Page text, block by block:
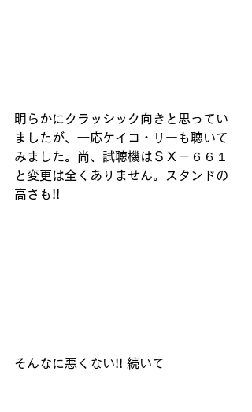
明らかにクラッシック向きと思ってい
ましたが、一応ケイコ・リーも聴いて
みました。尚、試聴機はＳＸ－６６１
と変更は全くありません。スタンドの
高さも!!
そんなに悪くない!! 続いて